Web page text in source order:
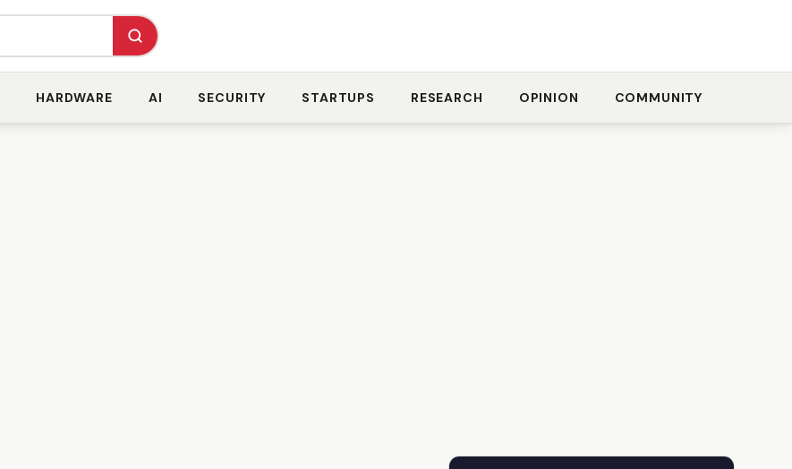
HARDWARE AI SECURITY STARTUPS RESEARCH OPINION COMMUNITY